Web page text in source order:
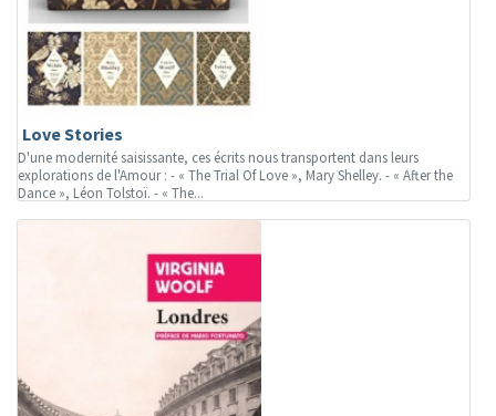
Love Stories
D'une modernité saisissante, ces écrits nous transportent dans leurs
explorations de l'Amour : - « The Trial Of Love », Mary Shelley. - « After the
Dance », Léon Tolstoï. - « The...